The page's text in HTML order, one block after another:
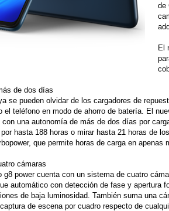
de
El
de dos días
se pueden olvidar de los cargadores de
el teléfono en modo de ahorro de batería. El
una autonomía de más de dos días por
hasta 188 horas o mirar hasta 21 horas de
que permite horas de carga en apenas
cámaras
g8 power cuenta con un sistema de cuatro
automático con detección de fase y apertura
de baja luminosidad. También suma una
de escena por cuadro respecto de